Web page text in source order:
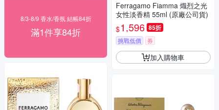
8/3-8/9 香水/香氛 結帳84折
滿1件享84折
Ferragamo Fiamma 熾烈之光
女性淡香精 55ml (原廠公司貨)
$1,596 85折
挑戰低價 券
加入購物車